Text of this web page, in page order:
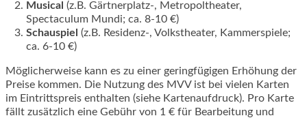
Musical (z.B. Gärtnerplatz-, Metropoltheater,
Spectaculum Mundi; ca. 8-10 €)
Schauspiel (z.B. Residenz-, Volkstheater, Kammerspiele;
ca. 6-10 €)
Möglicherweise kann es zu einer geringfügigen Erhöhung der
Preise kommen. Die Nutzung des MVV ist bei vielen Karten
im Eintrittspreis enthalten (siehe Kartenaufdruck). Pro Karte
fällt zusätzlich eine Gebühr von 1 € für Bearbeitung und